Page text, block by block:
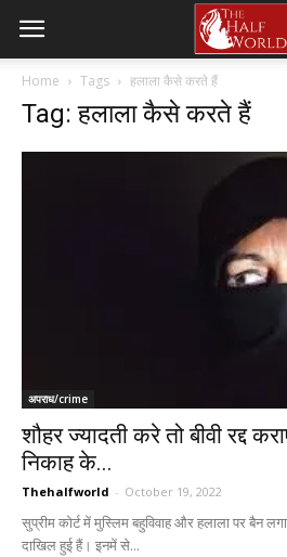
Home Tags हलाला कैसे करते हैं
Tag: हलाला कैसे करते हैं
अपराध/crime
शौहर ज्यादती करे तो बीवी रद्द
निकाह के...
Thehalfworld - October 19, 2022
सुप्रीम कोर्ट में मुस्लिम बहुविवाह और हलाला पर बैन
दाखिल हुई हैं। इनमें से...